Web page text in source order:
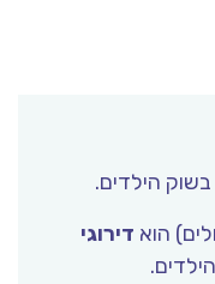
הילדים.
הוא דירוגי